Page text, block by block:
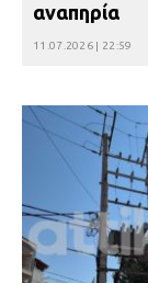
αναπηρία
11.07.2026 | 22:59